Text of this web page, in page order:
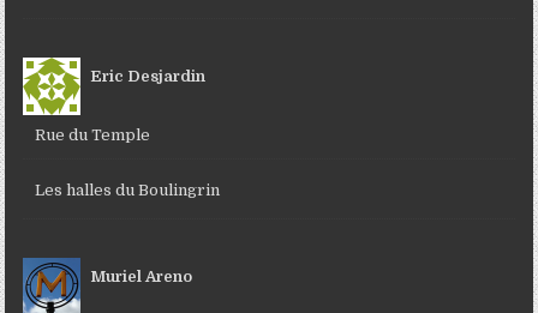
Eric Desjardin
Rue du Temple
Les halles du Boulingrin
Muriel Areno